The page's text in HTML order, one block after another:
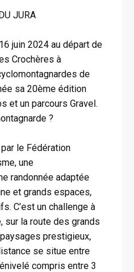
JURA
juin 2024 au départ de
Crochères à
de
sa 20ème édition
et un parcours Gravel.
?
le Fédération
une
randonnée adaptée
et grands espaces,
C’est un challenge à
sur la route des grands
prestigieux,
se situe entre
compris entre 3